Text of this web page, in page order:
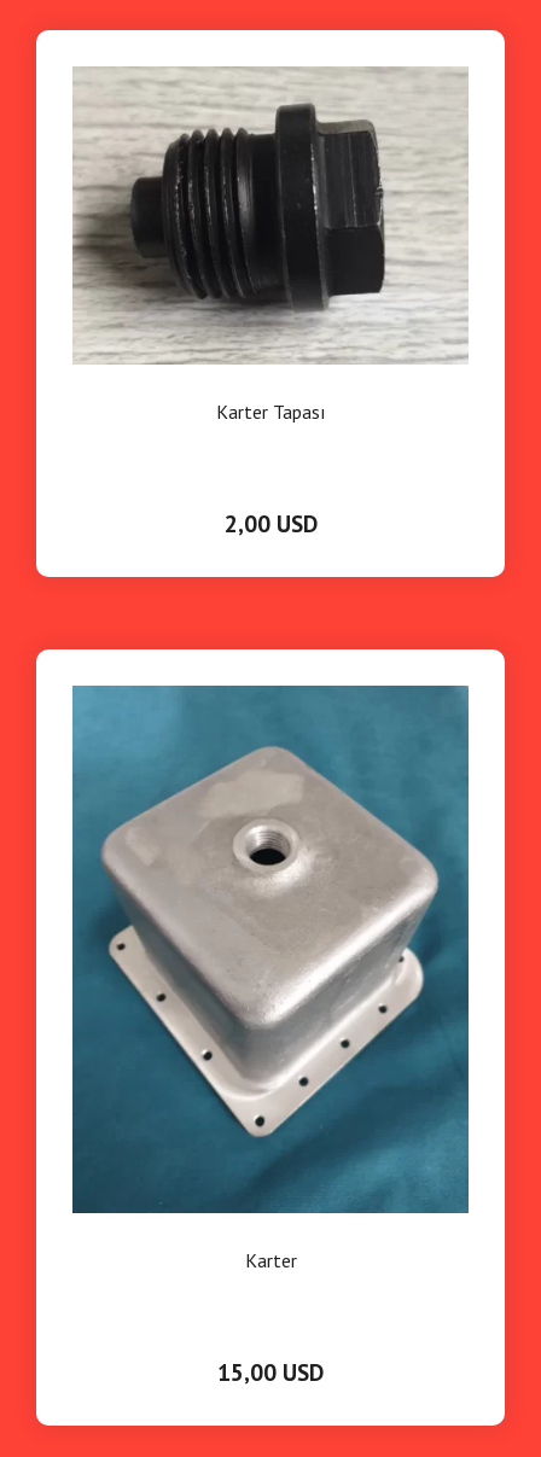
Karter Tapası
2,00 USD
Karter
15,00 USD